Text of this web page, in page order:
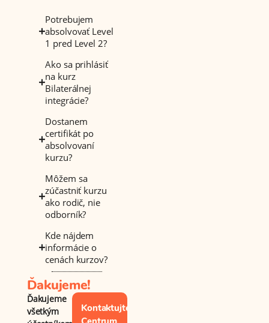
Potrebujem
absolvovať Level
1 pred Level 2?
Ako sa prihlásiť
na kurz
Bilaterálnej
integrácie?
Dostanem
certifikát po
absolvovaní
kurzu?
Môžem sa
zúčastniť kurzu
ako rodič, nie
odborník?
Kde nájdem
informácie o
cenách kurzov?
Ďakujeme!
Ďakujeme
všetkým
Kontaktujte